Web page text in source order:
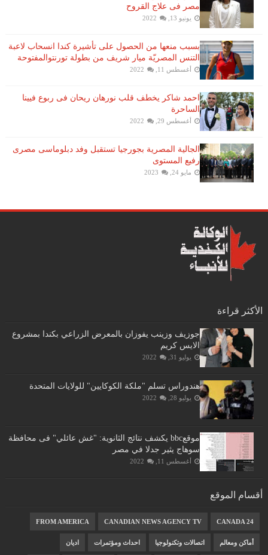
مصر فى علاج القروح
يونيو 13, 2022
بسبب منعها من الحصول على تأشيرة كندا انسحاب لاعبة ​
التنس​ المصريّة ​ميار شريف​ من بطولة ​تورنتو​المفتوحة
أغسطس 11, 2022
احمد شاكر يخطف قلب نورهان ريحان فى ربوع فيينا
الساحرة
أغسطس 29, 2022
الجالية المصرية بجورجيا تستقبل وفد دبلوماسى مصرى
رفيع المستوى
مايو 24, 2023
الأكثر قراءة
جوزيف وزينب يفوزان بالمعرض الزراعي بكندا بمشروع
الايس كريم
يوليو 31, 2022
هندوراس تسلم "ملكة الكوكايين" للولايات المتحدة
يوليو 28, 2022
موقعbbc يكشف نتائج الثانوية: "غش عائلي" فى محافظة
سوهاج يثير جدلا في مصر
أغسطس 11, 2022
أقسام الموقع
CANADA 24
CANADIAN NEWS AGENCY TV
FROM AMERICA
أماكن ومعالم اتصالات وتكنولوجيا احداث ومؤتمرات اديان